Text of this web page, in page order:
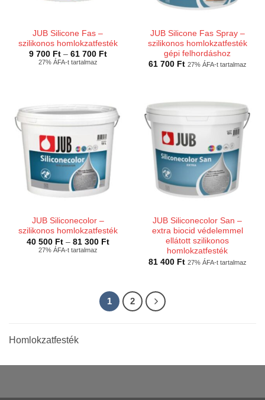
JUB Silicone Fas –
szilikonos homlokzatfesték
9 700 Ft – 61 700 FtÁrtartomány:
27% ÁFA-t tartalmaz
JUB Silicone Fas Spray –
szilikonos homlokzatfesték
gépi felhordáshoz
61 700 Ft 27% ÁFA-t tartalmaz
JUB Siliconecolor –
szilikonos homlokzatfesték
40 500 Ft – 81 300 FtÁrtartomány:
27% ÁFA-t tartalmaz
JUB Siliconecolor San –
extra biocid védelemmel
ellátott szilikonos
homlokzatfesték
81 400 Ft 27% ÁFA-t tartalmaz
1 2
Homlokzatfesték